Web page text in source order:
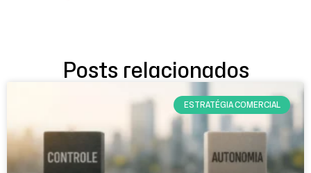
Posts relacionados
ESTRATÉGIA COMERCIAL